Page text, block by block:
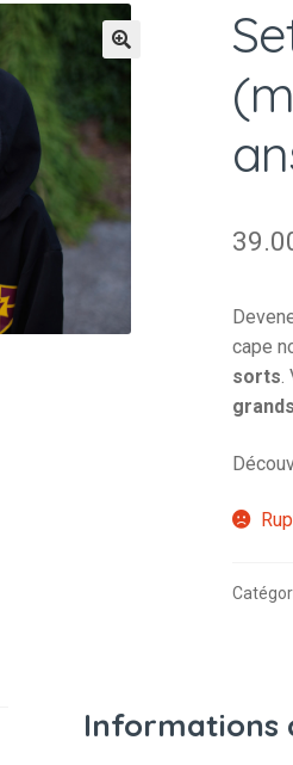
cape
sorts.
Informations